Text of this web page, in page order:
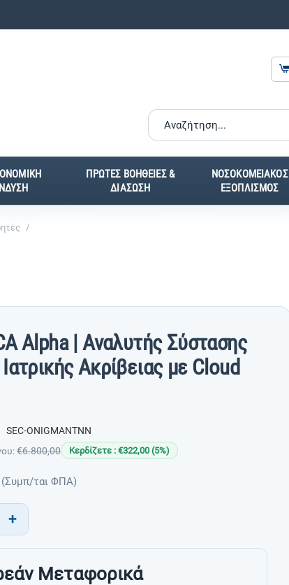
ΠΡΩΤΕΣ ΒΟΗΘΕΙΕΣ &
ΔΙΑΣΩΣΗ
ΝΟΣΟΚΟΜΕΙΑΚΟΣ
ΕΞΟΠΛΙΣΜΟΣ
/
Alpha | Αναλυτής Σύστασης
Ακρίβειας με Cloud
SEC-ONIGMANTNN
€6.800,00 Κερδίζετε : €322,00 (5%)
(Συμπ/ται ΦΠΑ)
+
Μεταφορικά